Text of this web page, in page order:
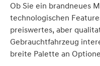
Ob Sie ein brandneues
technologischen
preiswertes, aber
Gebrauchtfahrzeug
breite Palette an